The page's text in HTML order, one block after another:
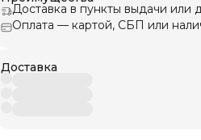
Доставка в пункты выдачи или
Оплата — картой, СБП или
Доставка